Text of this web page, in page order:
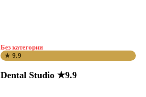
Без категории
★ 9.9
Dental Studio ★9.9